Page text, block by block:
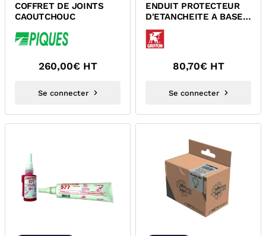
COFFRET DE JOINTS
CAOUTCHOUC
260,00€ HT
Se connecter
ENDUIT PROTECTEUR
D'ETANCHEITE A BASE
DE DE CAOUTCHOUC
LIQUIDE...
80,70€ HT
Se connecter